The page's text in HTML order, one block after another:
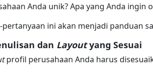
Anda unik? Apa yang Anda
pertanyaan ini akan menjadi panduan
dan Layoutyang Sesuai
profil perusahaan Anda harus